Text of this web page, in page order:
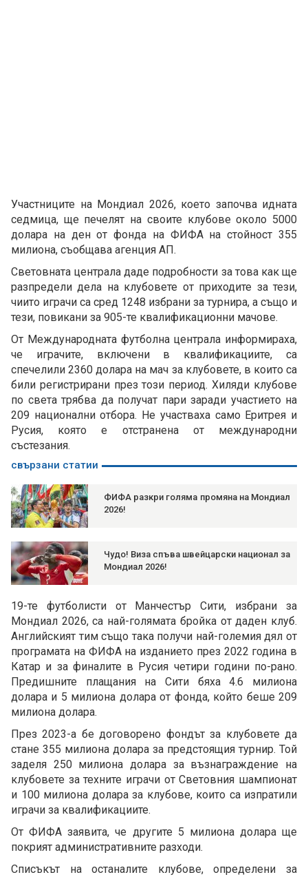
Участниците на Мондиал 2026, което започва идната
седмица, ще печелят на своите клубове около 5000
долара на ден от фонда на ФИФА на стойност 355
милиона, съобщава агенция АП.
Световната централа даде подробности за това как ще
разпредели дела на клубовете от приходите за тези,
чиито играчи са сред 1248 избрани за турнира, а също и
тези, повикани за 905-те квалификационни мачове.
От Международната футболна централа информираха,
че играчите, включени в квалификациите, са
спечелили 2360 долара на мач за клубовете, в които са
били регистрирани през този период. Хиляди клубове
по света трябва да получат пари заради участието на
209 национални отбора. Не участваха само Еритрея и
Русия, която е отстранена от международни
състезания.
свързани статии
ФИФА разкри голяма промяна на Мондиал
2026!
Чудо! Виза спъва швейцарски национал за
Мондиал 2026!
19-те футболисти от Манчестър Сити, избрани за
Мондиал 2026, са най-голямата бройка от даден клуб.
Английският тим също така получи най-големия дял от
програмата на ФИФА на изданието през 2022 година в
Катар и за финалите в Русия четири години по-рано.
Предишните плащания на Сити бяха 4.6 милиона
долара и 5 милиона долара от фонда, който беше 209
милиона долара.
През 2023-а бе договорено фондът за клубовете да
стане 355 милиона долара за предстоящия турнир. Той
заделя 250 милиона долара за възнаграждение на
клубовете за техните играчи от Световния шампионат
и 100 милиона долара за клубове, които са изпратили
играчи за квалификациите.
От ФИФА заявита, че другите 5 милиона долара ще
покрият административните разходи.
Списъкът на останалите клубове, определени за